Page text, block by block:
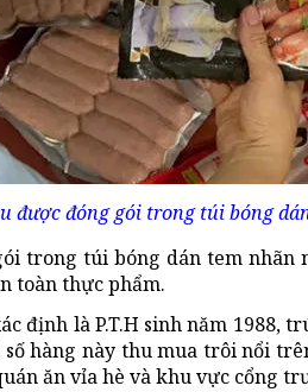
được đóng gói trong túi bóng
trong túi bóng dán tem
toàn thực phẩm.
định là P.T.H sinh năm
số hàng này thu mua trôi nổi
ăn vỉa hè và khu vực cổng